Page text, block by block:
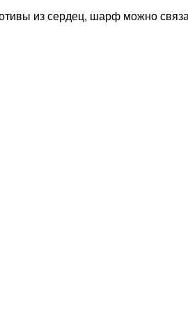
из сердец, шарф можно